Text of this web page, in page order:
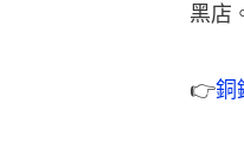
黑店
👉銅